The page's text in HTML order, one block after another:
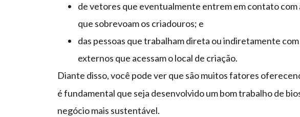
de vetores que eventualmente entrem em contato com
que sobrevoam os criadouros; e
das pessoas que trabalham direta ou indiretamente
externos que acessam o local de criação.
Diante disso, você pode ver que são muitos fatores
é fundamental que seja desenvolvido um bom trabalho de
negócio mais sustentável.